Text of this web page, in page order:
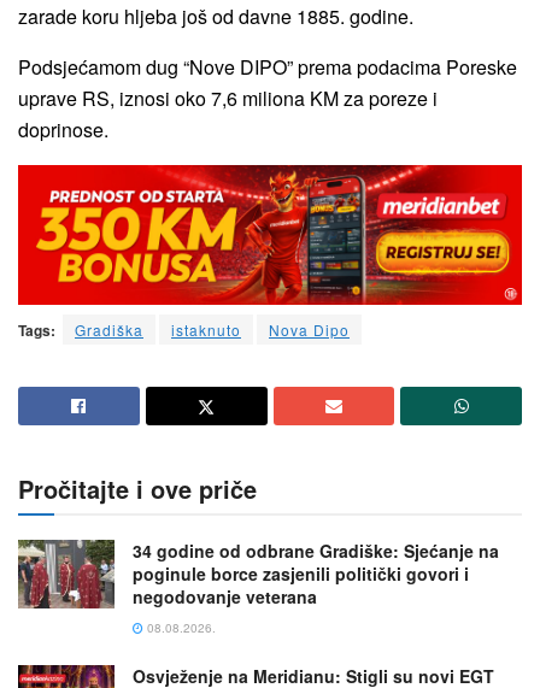
zarade koru hljeba još od davne 1885. godine.
Podsjećamom dug “Nove DIPO” prema podacima Poreske
uprave RS, iznosi oko 7,6 miliona KM za poreze i
doprinose.
Tags: Gradiška istaknuto Nova Dipo
Pročitajte i ove priče
34 godine od odbrane Gradiške: Sjećanje na
poginule borce zasjenili politički govori i
negodovanje veterana
08.08.2026.
Osvježenje na Meridianu: Stigli su novi EGT